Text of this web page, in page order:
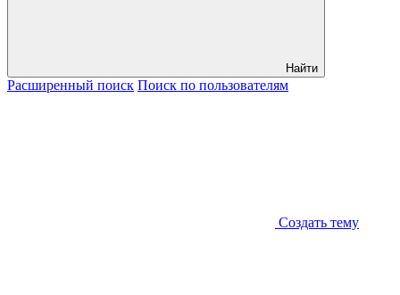
Найти
Расширенный поиск Поиск по пользователям
Создать тему